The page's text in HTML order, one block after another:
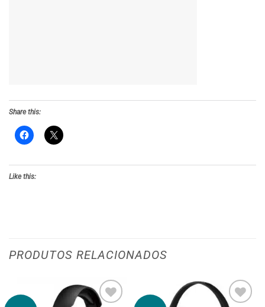
PRODUTOS RELACIONADOS
Adicionar
HEADSETS
G332 Stereo Gaming
Preto
Adicionar
HEADSETS
H151 Headset 3.5mm
Preto